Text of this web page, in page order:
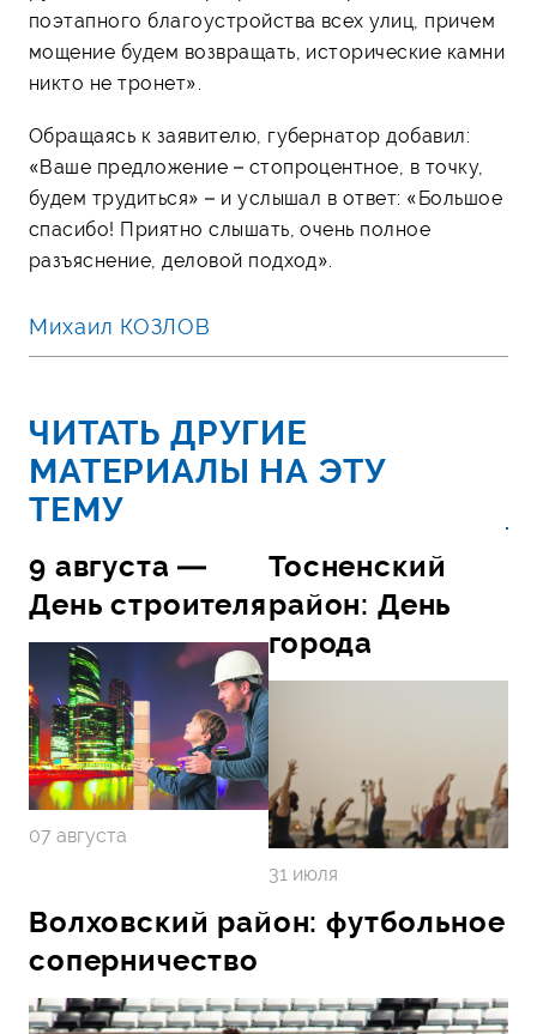
поэтапного благоустройства всех улиц, причем
мощение будем возвращать, исторические камни
никто не тронет».
Обращаясь к заявителю, губернатор добавил:
«Ваше предложение – стопроцентное, в точку,
будем трудиться» – и услышал в ответ: «Большое
спасибо! Приятно слышать, очень полное
разъяснение, деловой подход».
Михаил КОЗЛОВ
ЧИТАТЬ ДРУГИЕ
МАТЕРИАЛЫ НА ЭТУ
ТЕМУ
9 августа —
День строителя
07 августа
Тосненский
район: День
города
31 июля
Волховский район: футбольное
соперничество